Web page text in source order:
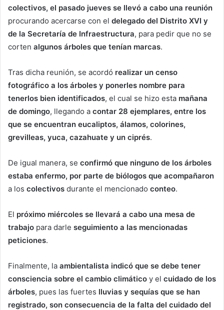
colectivos, el pasado jueves se llevó a cabo una reunión
procurando acercarse con el delegado del Distrito XVI y
de la Secretaría de Infraestructura, para pedir que no se
corten algunos árboles que tenían marcas.
Tras dicha reunión, se acordó realizar un censo
fotográfico a los árboles y ponerles nombre para
tenerlos bien identificados, el cual se hizo esta mañana
de domingo, llegando a contar 28 ejemplares, entre los
que se encuentran eucaliptos, álamos, colorines,
grevilleas, yuca, cazahuate y un ciprés.
De igual manera, se confirmó que ninguno de los árboles
estaba enfermo, por parte de biólogos que acompañaron
a los colectivos durante el mencionado conteo.
El próximo miércoles se llevará a cabo una mesa de
trabajo para darle seguimiento a las mencionadas
peticiones.
Finalmente, la ambientalista indicó que se debe tener
consciencia sobre el cambio climático y el cuidado de los
árboles, pues las fuertes lluvias y sequías que se han
registrado, son consecuencia de la falta del cuidado del